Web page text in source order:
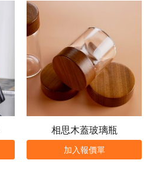
相思木蓋玻璃瓶
加入報價單